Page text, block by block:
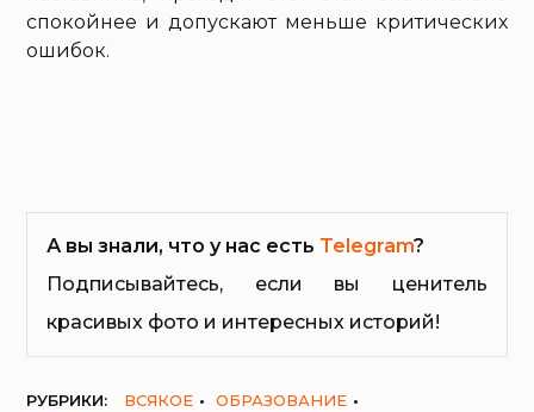
спокойнее и допускают меньше критических
ошибок.
А вы знали, что у нас есть Telegram?
Подписывайтесь, если вы ценитель
красивых фото и интересных историй!
РУБРИКИ: ВСЯКОЕ
ОБРАЗОВАНИЕ